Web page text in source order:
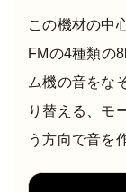
この機材の中
FMの4種類の
ム機の音をな
り替える、モ
う方向で音を